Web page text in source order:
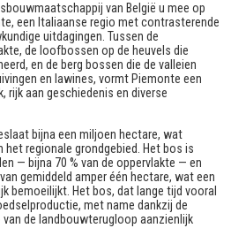
van België u mee op
een Italiaanse regio met contrasterende
uitdagingen. Tussen de
de loofbossen op de heuvels die
en de berg bossen die de valleien
en lawines, vormt Piemonte een
rijk aan geschiedenis en diverse
bijna een miljoen hectare, wat
het regionale grondgebied. Het bos is
— bijna 70 % van de oppervlakte — en
gemiddeld amper één hectare, wat een
bemoeilijkt. Het bos, dat lange tijd vooral
met name dankzij de
de landbouwterugloop aanzienlijk